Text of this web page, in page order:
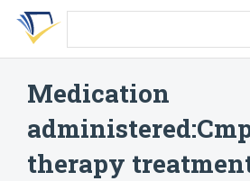
Skip
search
Skip
Skip
account
Medication
therapy